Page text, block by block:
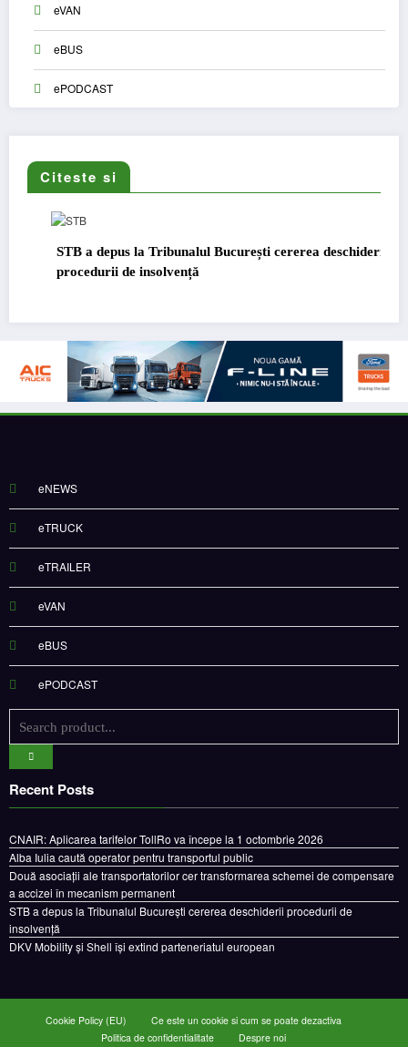
eVAN
eBUS
ePODCAST
Citeste si
STB a depus la Tribunalul București cererea deschiderii
procedurii de insolvență
eNEWS
eTRUCK
eTRAILER
eVAN
eBUS
ePODCAST
Recent Posts
CNAIR: Aplicarea tarifelor TollRo va începe la 1 octombrie 2026
Alba Iulia caută operator pentru transportul public
Două asociații ale transportatorilor cer transformarea schemei de compensare
a accizei în mecanism permanent
STB a depus la Tribunalul București cererea deschiderii procedurii de
insolvență
DKV Mobility și Shell își extind parteneriatul european
Cookie Policy (EU)
Ce este un cookie si cum se poate dezactiva
Politica de confidentialitate
Despre noi